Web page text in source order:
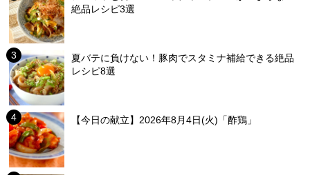
絶品レシピ3選
夏バテに負けない！豚肉でスタミナ補給できる絶品
レシピ8選
【今日の献立】2026年8月4日(火)「酢鶏」